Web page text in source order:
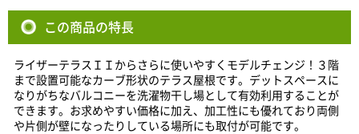
この商品の特長
ライザーテラスＩＩからさらに使いやすくモデルチェンジ！３階
まで設置可能なカーブ形状のテラス屋根です。デットスペースに
なりがちなバルコニーを洗濯物干し場として有効利用することが
できます。お求めやすい価格に加え、加工性にも優れており両側
や片側が壁になったりしている場所にも取付が可能です。